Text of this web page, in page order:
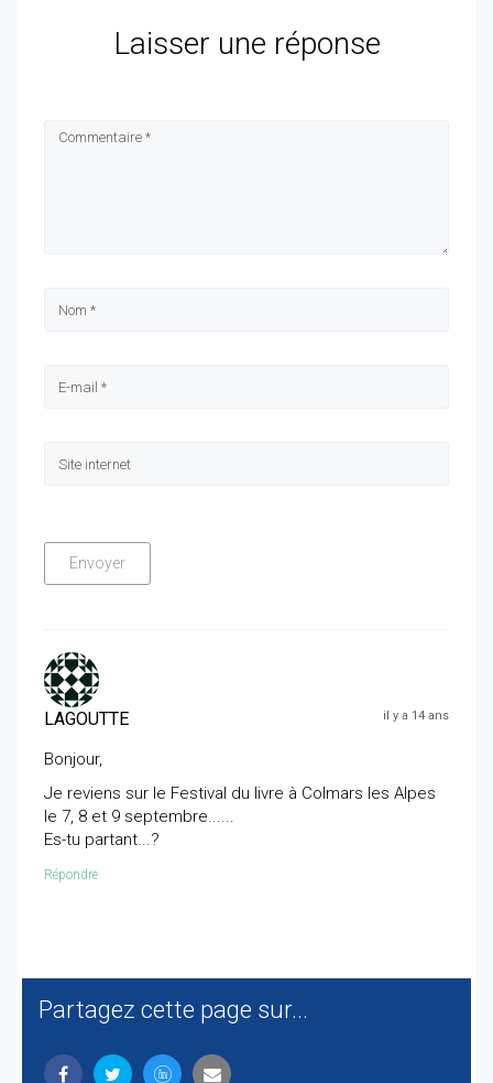
Laisser une réponse
LAGOUTTE il y a 14 ans
Bonjour,
Je reviens sur le Festival du livre à Colmars les Alpes
le 7, 8 et 9 septembre......
Es-tu partant...?
Répondre
Partagez cette page sur...